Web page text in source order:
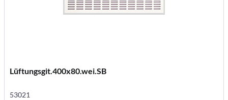
Lüftungsgit.400x80.wei.SB
53021